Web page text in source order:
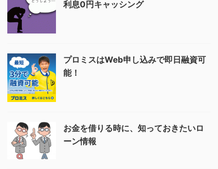
利息0円キャッシング
プロミスはWeb申し込みで即日融資可
能！
お金を借りる時に、知っておきたいロ
ーン情報